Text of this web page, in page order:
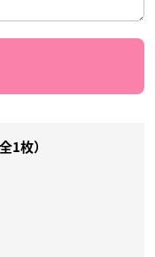
1枚）